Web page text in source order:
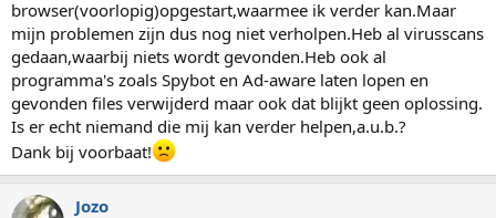
browser(voorlopig)opgestart,waarmee ik verder kan.Maar
mijn problemen zijn dus nog niet verholpen.Heb al virusscans
gedaan,waarbij niets wordt gevonden.Heb ook al
programma's zoals Spybot en Ad-aware laten lopen en
gevonden files verwijderd maar ook dat blijkt geen oplossing.
Is er echt niemand die mij kan verder helpen,a.u.b.?
Dank bij voorbaat!
Jozo